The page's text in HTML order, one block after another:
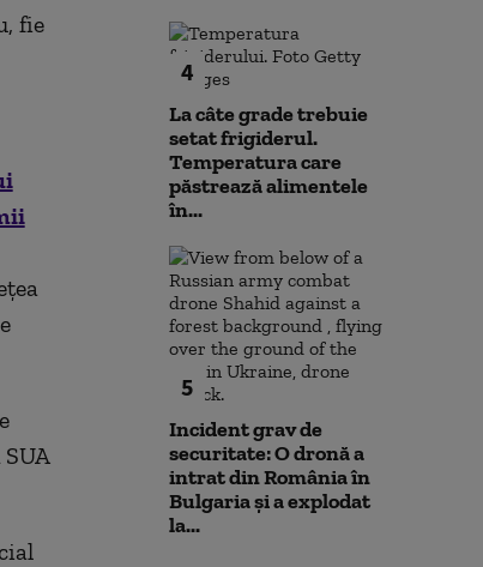
fie
4
La câte grade trebuie
setat frigiderul.
Temperatura care
păstrează alimentele
în...
5
Incident grav de
securitate: O dronă a
intrat din România în
Bulgaria şi a explodat
la...